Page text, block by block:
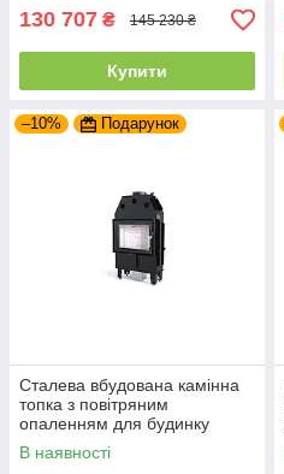
130 707 ₴ 145 230 ₴
Купити
–10% Подарунок
Сталева вбудована камінна
топка з повітряним
опаленням для будинку
DEFRO HOME INTRA SLIM
SM (6 кВт)
В наявності